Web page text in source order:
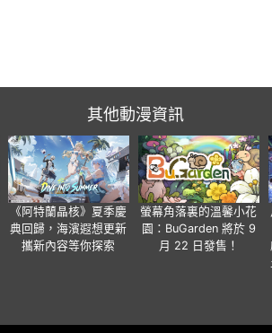
其他動漫資訊
《阿特蘭晶核》夏季慶
典回歸，海濱遐想更新
攜新內容等你探索
螢幕角落裏的溫馨小花
園：BuGarden 將於 9
月 22 日發售！